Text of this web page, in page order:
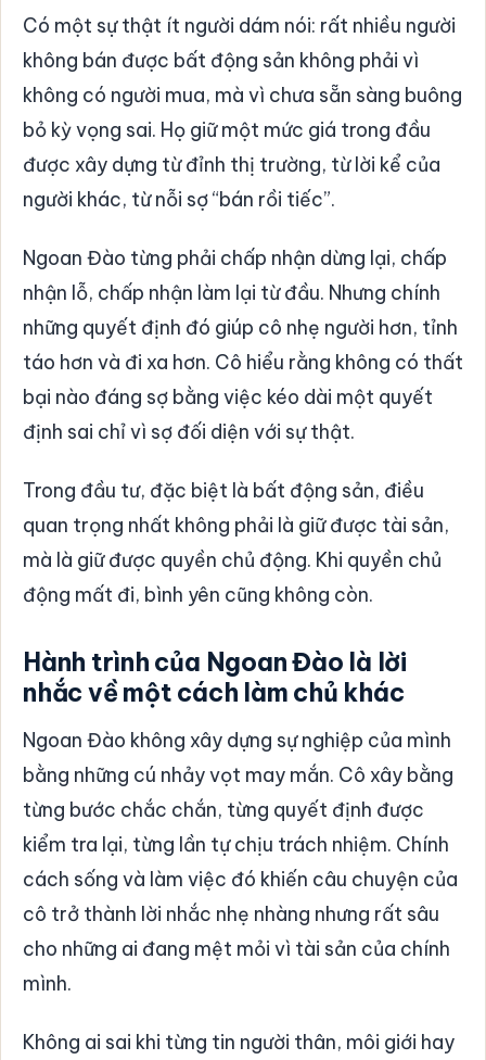
Có một sự thật ít người dám nói: rất nhiều người
không bán được bất động sản không phải vì
không có người mua, mà vì chưa sẵn sàng buông
bỏ kỳ vọng sai. Họ giữ một mức giá trong đầu
được xây dựng từ đỉnh thị trường, từ lời kể của
người khác, từ nỗi sợ “bán rồi tiếc”.
Ngoan Đào từng phải chấp nhận dừng lại, chấp
nhận lỗ, chấp nhận làm lại từ đầu. Nhưng chính
những quyết định đó giúp cô nhẹ người hơn, tỉnh
táo hơn và đi xa hơn. Cô hiểu rằng không có thất
bại nào đáng sợ bằng việc kéo dài một quyết
định sai chỉ vì sợ đối diện với sự thật.
Trong đầu tư, đặc biệt là bất động sản, điều
quan trọng nhất không phải là giữ được tài sản,
mà là giữ được quyền chủ động. Khi quyền chủ
động mất đi, bình yên cũng không còn.
Hành trình của Ngoan Đào là lời
nhắc về một cách làm chủ khác
Ngoan Đào không xây dựng sự nghiệp của mình
bằng những cú nhảy vọt may mắn. Cô xây bằng
từng bước chắc chắn, từng quyết định được
kiểm tra lại, từng lần tự chịu trách nhiệm. Chính
cách sống và làm việc đó khiến câu chuyện của
cô trở thành lời nhắc nhẹ nhàng nhưng rất sâu
cho những ai đang mệt mỏi vì tài sản của chính
mình.
Không ai sai khi từng tin người thân, môi giới hay